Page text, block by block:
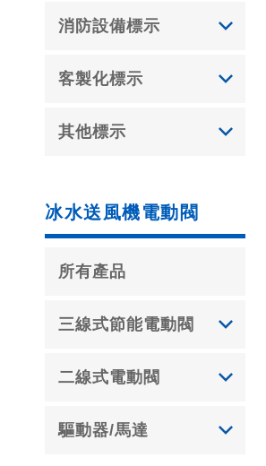
消防設備標示
客製化標示
其他標示
冰水送風機電動閥
所有產品
三線式節能電動閥
二線式電動閥
驅動器/馬達